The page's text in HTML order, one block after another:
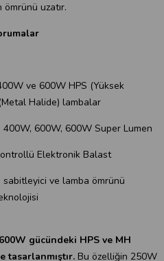
uzatır.
ve 600W HPS (Yüksek
Halide) lambalar
400W, 600W, 600W Super Lumen
Elektronik Balast
sabitleyici ve lamba ömrünü
gücündeki HPS ve MH
tasarlanmıştır. Bu özelliğin 250W